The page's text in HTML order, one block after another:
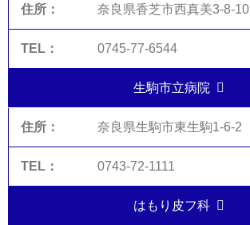
奈良県香芝市西真美3-8-10
0745-77-6544
生駒市立病院
奈良県生駒市東生駒1-6-2
0743-72-1111
はもり皮フ科